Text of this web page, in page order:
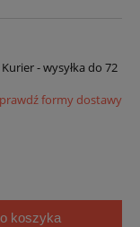
- wysyłka do 72
formy dostawy
koszyka